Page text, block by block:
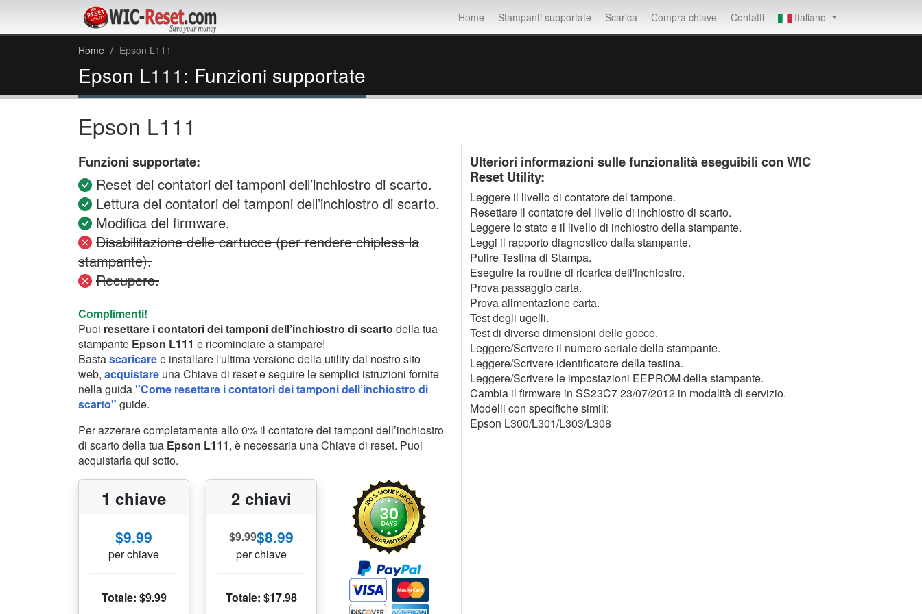
Home Stampanti supportate Scarica Compra chiave Contatti Italiano
Home Epson L111
Epson L111: Funzioni supportate
Epson L111
Funzioni supportate:
Reset dei contatori dei tamponi dell’inchiostro di scarto.
Lettura dei contatori dei tamponi dell’inchiostro di scarto.
Modifica del firmware.
Disabilitazione delle cartucce (per rendere chipless la
stampante).
Recupero.
Complimenti!
Puoi resettare i contatori dei tamponi dell’inchiostro di scarto della tua
stampante Epson L111 e ricominciare a stampare!
Bastascaricaree installare l'ultima versione della utility dal nostro sito
web, acquistare una Chiave di reset e seguire le semplici istruzioni fornite
nella guida"Come resettare i contatori dei tamponi dell’inchiostro di
scarto" guide.
Per azzerare completamente allo 0% il contatore dei tamponi dell’inchiostro
di scarto della tua Epson L111, è necessaria una Chiave di reset. Puoi
acquistarla qui sotto.
1 chiave
$9.99
per chiave
Totale: $9.99
2 chiavi
$9.99$8.99
per chiave
Totale: $17.98
Ulteriori informazioni sulle funzionalità eseguibili con WIC
Reset Utility:
Leggere il livello di contatore del tampone.
Resettare il contatore del livello di inchiostro di scarto.
Leggere lo stato e il livello di inchiostro della stampante.
Leggi il rapporto diagnostico dalla stampante.
Pulire Testina di Stampa.
Eseguire la routine di ricarica dell'inchiostro.
Prova passaggio carta.
Prova alimentazione carta.
Test degli ugelli.
Test di diverse dimensioni delle gocce.
Leggere/Scrivere il numero seriale della stampante.
Leggere/Scrivere identificatore della testina.
Leggere/Scrivere le impostazioni EEPROM della stampante.
Cambia il firmware in SS23C7 23/07/2012 in modalità di servizio.
Modelli con specifiche simili:
Epson L300/L301/L303/L308